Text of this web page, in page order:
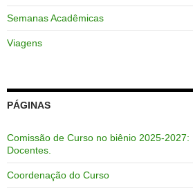
Semanas Acadêmicas
Viagens
PÁGINAS
Comissão de Curso no biênio 2025-2027:
Docentes.
Coordenação do Curso